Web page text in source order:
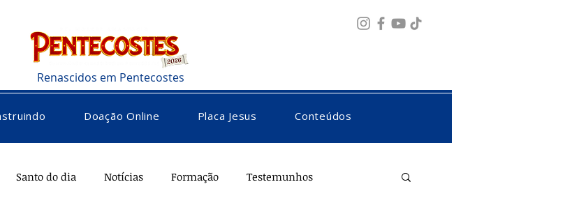
Renascidos em Pentecostes
Doação Online Placa Jesus Conteúdos
Santo do dia Notícias Formação Testemunhos